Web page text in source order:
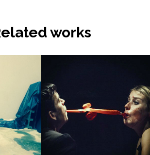
works